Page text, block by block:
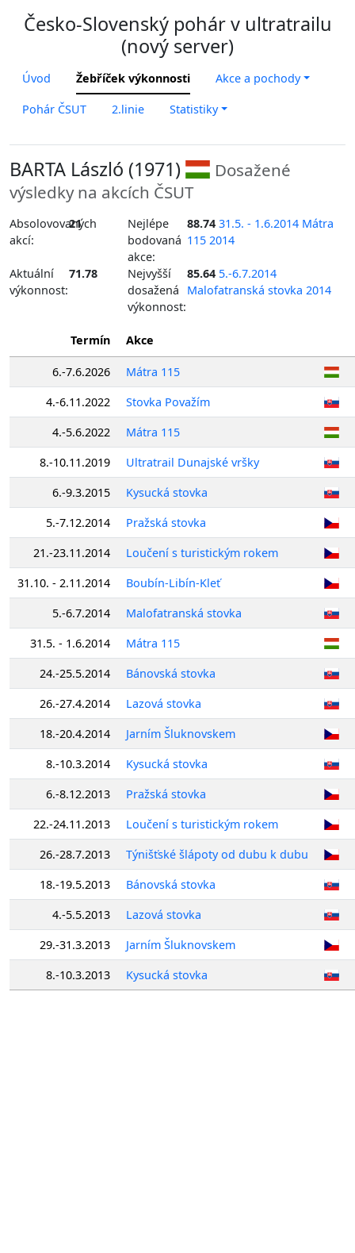
Česko-Slovenský pohár v ultratrailu
(nový server)
Úvod Žebříček výkonnosti Akce a pochody
Pohár ČSUT 2.linie Statistiky
BARTA László (1971)
Dosažené
výsledky na akcích ČSUT
Absolovovaných
akcí:
21
Nejlépe
bodovaná
akce:
88.74 31.5. - 1.6.2014 Mátra
115 2014
Aktuální
výkonnost:
71.78
Nejvyšší
dosažená
výkonnost:
85.64 5.-6.7.2014
Malofatranská stovka 2014
Termín Akce
6.-7.6.2026
Mátra 115
4.-6.11.2022
Stovka Považím
4.-5.6.2022
Mátra 115
8.-10.11.2019
Ultratrail Dunajské vršky
6.-9.3.2015
Kysucká stovka
5.-7.12.2014
Pražská stovka
21.-23.11.2014
Loučení s turistickým rokem
31.10. - 2.11.2014
Boubín-Libín-Kleť
5.-6.7.2014
Malofatranská stovka
31.5. - 1.6.2014
Mátra 115
24.-25.5.2014
Bánovská stovka
26.-27.4.2014
Lazová stovka
18.-20.4.2014
Jarním Šluknovskem
8.-10.3.2014
Kysucká stovka
6.-8.12.2013
Pražská stovka
22.-24.11.2013
Loučení s turistickým rokem
26.-28.7.2013
Týnišťské šlápoty od dubu k dubu
18.-19.5.2013
Bánovská stovka
4.-5.5.2013
Lazová stovka
29.-31.3.2013
Jarním Šluknovskem
8.-10.3.2013
Kysucká stovka